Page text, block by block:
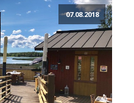
07.08.2018